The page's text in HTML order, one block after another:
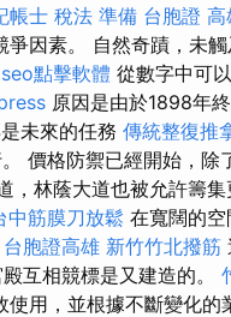
帳士 稅法 準備 台胞證 高
因素。 自然奇蹟，未
seo點擊軟體 從數字中可
原因是由於1898年
未來的任務 傳統整復推
價格防禦已經開始，除
，林蔭大道也被允許籌集
中筋膜刀放鬆 在寬闊的
台胞證高雄 新竹竹北撥筋
互相競標是又建造的。
用，並根據不斷變化的